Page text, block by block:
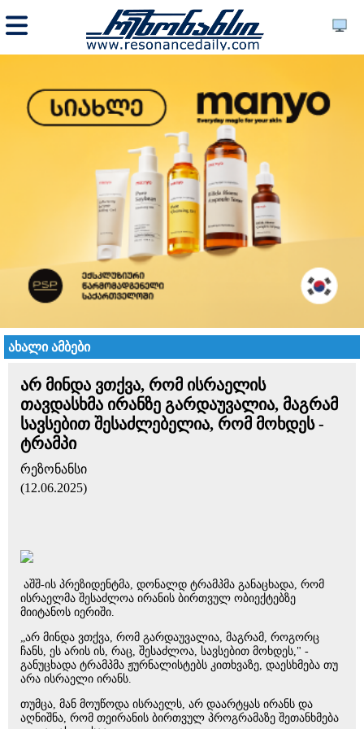
ახალი ამბები
არ მინდა ვთქვა, რომ ისრაელის
თავდასხმა ირანზე გარდაუვალია, მაგრამ
სავსებით შესაძლებელია, რომ მოხდეს -
ტრამპი
რეზონანსი
(12.06.2025)
აშშ-ის პრეზიდენტმა, დონალდ ტრამპმა განაცხადა, რომ
ისრაელმა შესაძლოა ირანის ბირთვულ ობიექტებზე
მიიტანოს იერიში.
„არ მინდა ვთქვა, რომ გარდაუვალია, მაგრამ, როგორც
ჩანს, ეს არის ის, რაც, შესაძლოა, სავსებით მოხდეს," -
განუცხადა ტრამპმა ჟურნალისტებს კითხვაზე, დაესხმება თუ
არა ისრაელი ირანს.
თუმცა, მან მოუწოდა ისრაელს, არ დაარტყას ირანს და
აღნიშნა, რომ თეირანის ბირთვულ პროგრამაზე შეთანხმება